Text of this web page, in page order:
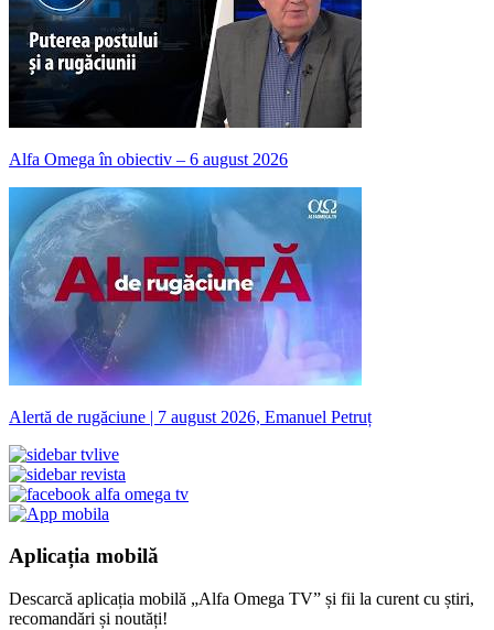
Alfa Omega în obiectiv – 6 august 2026
Alertă de rugăciune | 7 august 2026, Emanuel Petruț
Aplicația mobilă
Descarcă aplicația mobilă „Alfa Omega TV” și fii la curent cu știri,
recomandări și noutăți!